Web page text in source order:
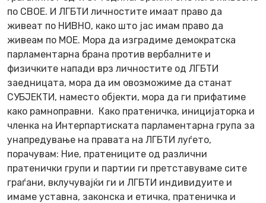
по СВОЕ. И ЛГБТИ личностите имаат право да
живеат по НИВНО, како што јас имам право да
живеам по МОЕ. Мора да изградиме демократска
парламентарна брана против вербалните и
физичките напади врз личностите од ЛГБТИ
заедницата, мора да им овозможиме да станат
СУБЈЕКТИ, наместо објекти, мора да ги прифатиме
како рамноправни. Како пратеничка, иницијаторка и
членка на Интерпартиската парламентарна група за
унапредување на правата на ЛГБТИ луѓето,
порачувам: Ние, пратениците од различни
пратенички групи и партии ги претставуваме сите
граѓани, вклучувајќи ги и ЛГБТИ индивидуите и
имаме уставна, законска и етичка, пратеничка и